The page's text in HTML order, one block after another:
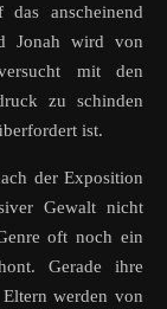
anscheinend
Jonah wird von
mit den
zu schinden
ist.
der Exposition
Gewalt nicht
oft noch ein
Gerade ihre
werden von